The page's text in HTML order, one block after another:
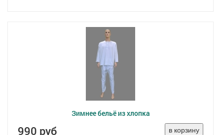
Зимнее бельё из хлопка
990 руб